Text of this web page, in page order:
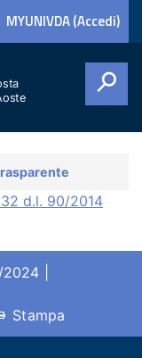
MYUNIVDA (Accedi)
d.l. 90/2014
|
Stampa